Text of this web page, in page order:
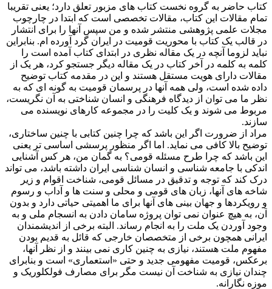
کتاب حاضر به گروه نخست کتاب های مزبور تعلق دارد؛ یعنی تقریبا
تمام مقالات این کتاب، مقالات تخصصی است که ابتدا در چارچوب
مجلات علمی پژوهشی منتشر شده و من سپس آنها را برای انتشار
در قالب یک کتاب با محوریت قومیت در ایران گرد آورده ام. بنابراین
نباید لزوما آنچه در یک مقاله نظری در ابتدای کتاب آمده است را
کلمه به کلمه در آخر کتاب در یک مقاله دیگر جستجو کرد، هر یک از
مقالات دارای هویت مستقل هستند و این در مقدمه کتاب توضیح
داده شده است، ولی همه آنها در پرسمان قومیت به گونه ای که به
نظر ما می توان از دیدگاه فرهنگی و انسان شناختی به آن نگریست،
مربوط می شوند و یک کلیت را در مجموعه کارهای نویسنده می
سازند.
مراد از ضرورت اگر این باشد که چرا چنین کتابی با چنین ساختاری،
توضیح بالا کافی می نماید. اما اگر منظور پرسشی اساسی تر یعنی
این باشد که چرا طرح مسئله قومی؟ به گمان من، هر کس آشنایی
اندکی با جامعه شناسی و انسان شناسی ایران داشته باشد، می تواند
درک کند که توجه و تدقیق در مسائل قومی، شناخت اقوام و زیر
شاخه های آنها، زبان های قومی و محلی و سنت ها و آداب و رسوم
و رویکردها و جهان بینی های آنها برای ما اهمیتی حیاتی دارد و بدون
آن، به هیچ عنوان نمی توان پروژه سامان دادن به انسجام ملی و به
وجود آوردن یک ملت را به انجام رساند. البته برخی از اندیشمندان
ایرانی همچون برخی از متخصصان خارجی که قائل به قدیم بودن
مفهوم ملت هستند، نیازی به چنین کاری نمی بینند و از نظر آنها،
برعکس، قومیت مفهومی جدید و حتی «استعماری» است و بنابرای
چندان نیازی به شناخت آن نیست مگر برای مصارف فولکلوریک و
موزه نگارانه.